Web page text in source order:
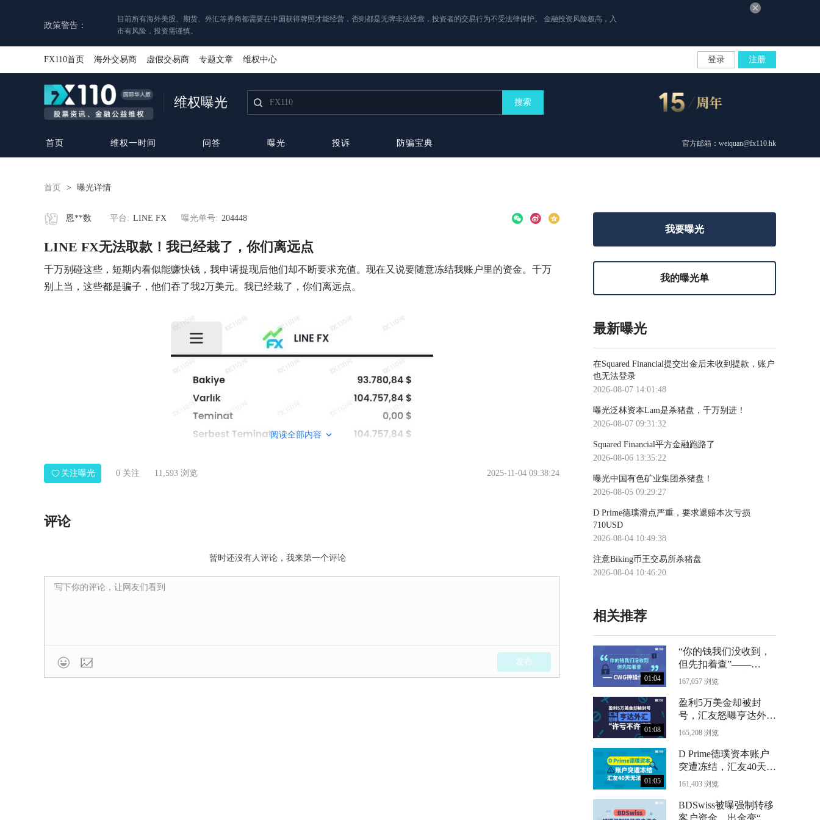
政策警告：
目前所有海外美股、期货、外汇等券商都需要在中国获得牌照才能经营，否则都是无牌非法经营，投资者的交易行为不受法律保护。 金融投资风险极高，入
市有风险，投资需谨慎。
FX110首页 海外交易商 虚假交易商 专题文章 维权中心 登录 注册
维权曝光 搜索
首页 维权一时间 问答 曝光 投诉 防骗宝典 官方邮箱：weiquan@fx110.hk
首页 > 曝光详情
恩**数 平台: LINE FX 曝光单号: 204448
LINE FX无法取款！我已经栽了，你们离远点
千万别碰这些，短期内看似能赚快钱，我申请提现后他们却不断要求充值。现在又说要随意冻结我账户里的资金。千万
别上当，这些都是骗子，他们吞了我2万美元。我已经栽了，你们离远点。
阅读全部内容
关注曝光 0 关注 11,593 浏览 2025-11-04 09:38:24
评论
暂时还没有人评论，我来第一个评论
 发布
我要曝光
我的曝光单
最新曝光
在Squared Financial提交出金后未收到提款，账户
也无法登录
2026-08-07 14:01:48
曝光泛林资本Lam是杀猪盘，千万别进！
2026-08-07 09:31:32
Squared Financial平方金融跑路了
2026-08-06 13:35:22
曝光中国有色矿业集团杀猪盘！
2026-08-05 09:29:27
D Prime德璞滑点严重，要求退赔本次亏损
710USD
2026-08-04 10:49:38
注意Biking币王交易所杀猪盘
2026-08-04 10:46:20
相关推荐
01:04
“你的钱我们没收到，
但先扣着查”——
CWG神操作曝光
167,057 浏览
01:08
盈利5万美金却被封
号，汇友怒曝亨达外汇
“许亏不许赢”
165,208 浏览
01:05
D Prime德璞资本账户
突遭冻结，汇友40天无
法出金
161,403 浏览
BDSwiss被曝强制转移
客户资金，出金变“数